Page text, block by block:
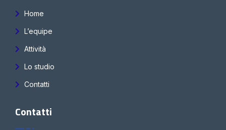
Home
L’equipe
Attività
Lo studio
Contatti
Contatti